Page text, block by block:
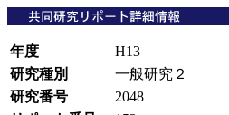
年度
H13
研究種別
一般研究２
研究番号
2048